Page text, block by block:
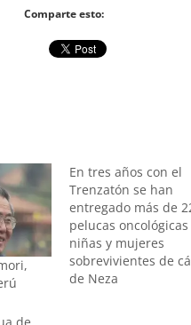
Comparte esto:
En tres años con el
Trenzatón se han
entregado más de
pelucas oncológicas
niñas y mujeres
sobrevivientes de
de Neza
de